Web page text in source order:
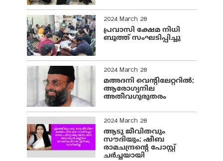
2024 March 28
പ്രവാസി ക്ഷേമ നിധി
ബൂത്ത് സംഘടിപ്പിച്ചു
2024 March 28
മഅദനി വെന്റിലേറ്ററിൽ;
ആരോഗ്യനില
അതീവഗുരുതരം
2024 March 28
ആടു ജീവിതവും
സൗദിയും; ഷീബ
രാമചന്ദ്രന്റെ പോസ്റ്റ്
ചര്‍ച്ചയായി